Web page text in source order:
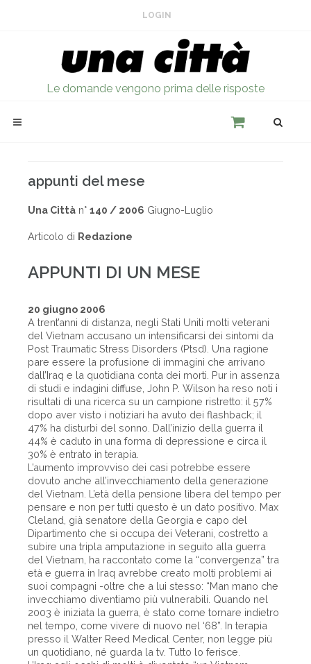
LOGIN
Le domande vengono prima delle risposte
appunti del mese
Una Città n° 140 / 2006 Giugno-Luglio
Articolo di Redazione
APPUNTI DI UN MESE
20 giugno 2006
A trent’anni di distanza, negli Stati Uniti molti veterani
del Vietnam accusano un intensificarsi dei sintomi da
Post Traumatic Stress Disorders (Ptsd). Una ragione
pare essere la profusione di immagini che arrivano
dall’Iraq e la quotidiana conta dei morti. Pur in assenza
di studi e indagini diffuse, John P. Wilson ha reso noti i
risultati di una ricerca su un campione ristretto: il 57%
dopo aver visto i notiziari ha avuto dei flashback; il
47% ha disturbi del sonno. Dall’inizio della guerra il
44% è caduto in una forma di depressione e circa il
30% è entrato in terapia.
L’aumento improvviso dei casi potrebbe essere
dovuto anche all’invecchiamento della generazione
del Vietnam. L’età della pensione libera del tempo per
pensare e non per tutti questo è un dato positivo. Max
Cleland, già senatore della Georgia e capo del
Dipartimento che si occupa dei Veterani, costretto a
subire una tripla amputazione in seguito alla guerra
del Vietnam, ha raccontato come la “convergenza” tra
età e guerra in Iraq avrebbe creato molti problemi ai
suoi compagni -oltre che a lui stesso: “Man mano che
invecchiamo diventiamo più vulnerabili. Quando nel
2003 è iniziata la guerra, è stato come tornare indietro
nel tempo, come vivere di nuovo nel ‘68”. In terapia
presso il Walter Reed Medical Center, non legge più
un quotidiano, né guarda la tv. Tutto lo ferisce.